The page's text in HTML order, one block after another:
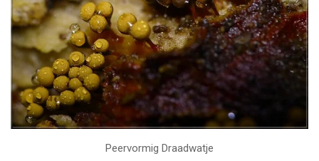
Peervormig Draadwatje